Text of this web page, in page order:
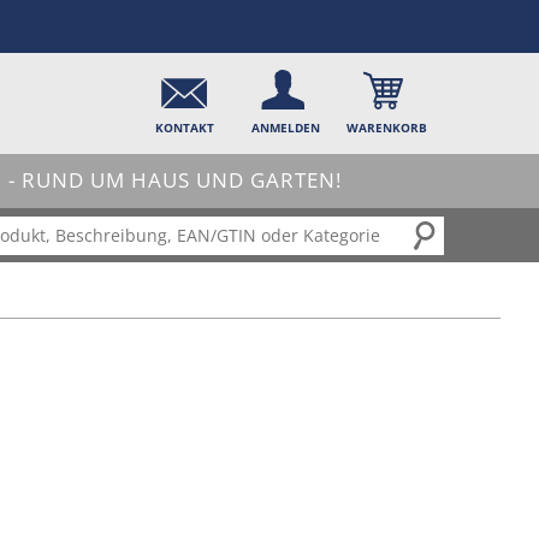
KONTAKT ANMELDEN WARENKORB
RUND UM HAUS UND GARTEN!